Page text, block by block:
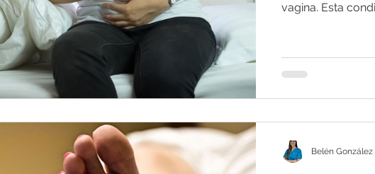
vagina. Esta
Belén González